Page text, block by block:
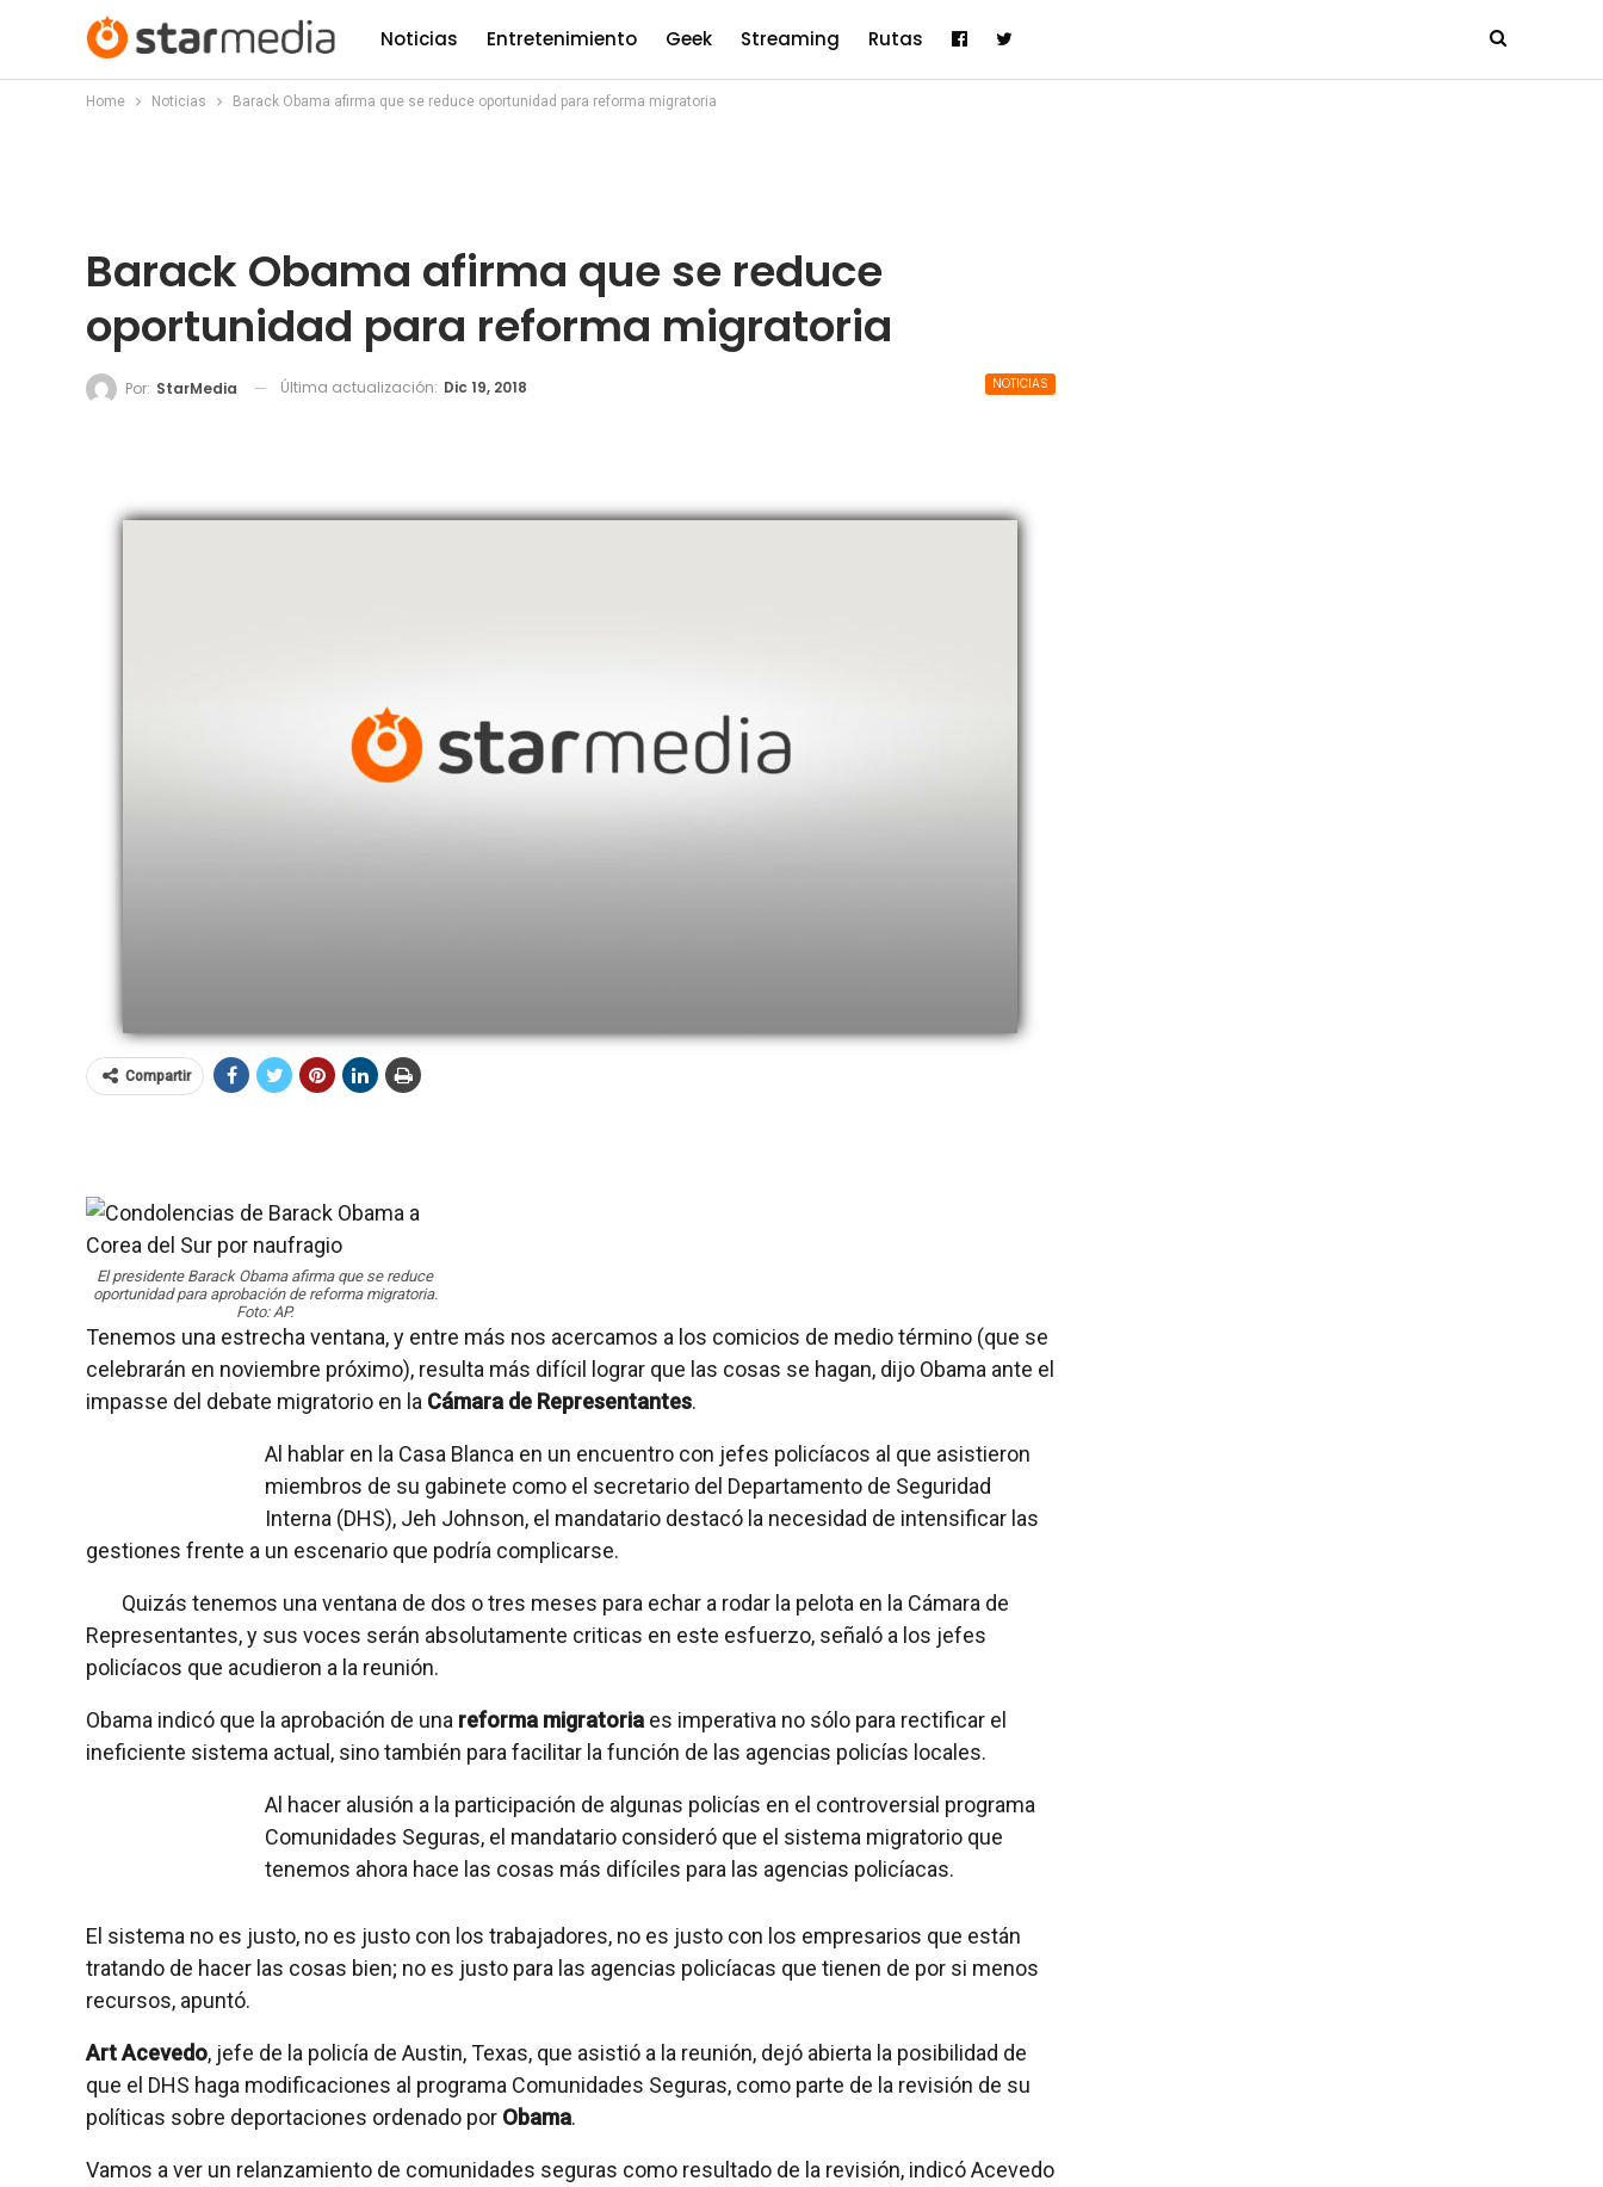
Noticias Entretenimiento Geek Streaming Rutas
Home Noticias Barack Obama afirma que se reduce oportunidad para reforma migratoria
Barack Obama afirma que se reduce
oportunidad para reforma migratoria
NOTICIAS
Por: StarMedia Última actualización: Dic 19, 2018
Compartir
El presidente Barack Obama afirma que se reduce
oportunidad para aprobación de reforma migratoria.
Foto: AP.
Tenemos una estrecha ventana, y entre más nos acercamos a los comicios de medio término (que se
celebrarán en noviembre próximo), resulta más difícil lograr que las cosas se hagan, dijo Obama ante el
impasse del debate migratorio en la Cámara de Representantes.
Al hablar en la Casa Blanca en un encuentro con jefes policíacos al que asistieron
miembros de su gabinete como el secretario del Departamento de Seguridad
Interna (DHS), Jeh Johnson, el mandatario destacó la necesidad de intensificar las
gestiones frente a un escenario que podría complicarse.
Quizás tenemos una ventana de dos o tres meses para echar a rodar la pelota en la Cámara de
Representantes, y sus voces serán absolutamente criticas en este esfuerzo, señaló a los jefes
policíacos que acudieron a la reunión.
Obama indicó que la aprobación de una reforma migratoria es imperativa no sólo para rectificar el
ineficiente sistema actual, sino también para facilitar la función de las agencias policías locales.
Al hacer alusión a la participación de algunas policías en el controversial programa
Comunidades Seguras, el mandatario consideró que el sistema migratorio que
tenemos ahora hace las cosas más difíciles para las agencias policíacas.
El sistema no es justo, no es justo con los trabajadores, no es justo con los empresarios que están
tratando de hacer las cosas bien; no es justo para las agencias policíacas que tienen de por si menos
recursos, apuntó.
Art Acevedo, jefe de la policía de Austin, Texas, que asistió a la reunión, dejó abierta la posibilidad de
que el DHS haga modificaciones al programa Comunidades Seguras, como parte de la revisión de su
políticas sobre deportaciones ordenado por Obama.
Vamos a ver un relanzamiento de comunidades seguras como resultado de la revisión, indicó Acevedo